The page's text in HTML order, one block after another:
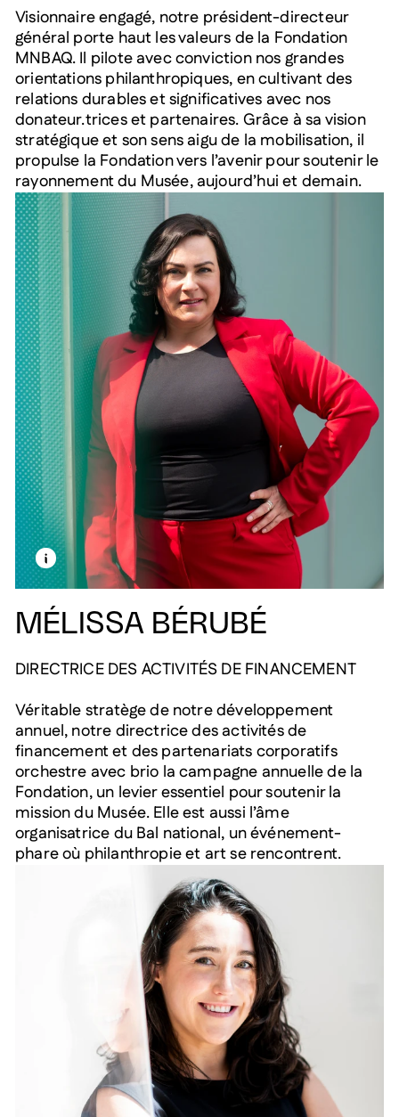
Visionnaire engagé, notre président-directeur
général porte haut les valeurs de la Fondation
MNBAQ. Il pilote avec conviction nos grandes
orientations philanthropiques, en cultivant des
relations durables et significatives avec nos
donateur.trices et partenaires. Grâce à sa vision
stratégique et son sens aigu de la mobilisation, il
propulse la Fondation vers l’avenir pour soutenir le
rayonnement du Musée, aujourd’hui et demain.
MÉLISSA BÉRUBÉ
DIRECTRICE DES ACTIVITÉS DE FINANCEMENT
Véritable stratège de notre développement
annuel, notre directrice des activités de
financement et des partenariats corporatifs
orchestre avec brio la campagne annuelle de la
Fondation, un levier essentiel pour soutenir la
mission du Musée. Elle est aussi l’âme
organisatrice du Bal national, un événement-
phare où philanthropie et art se rencontrent.
EN SAVOIR PLUS SUR CETTE IMAGE
OUVRIR LA MODALE